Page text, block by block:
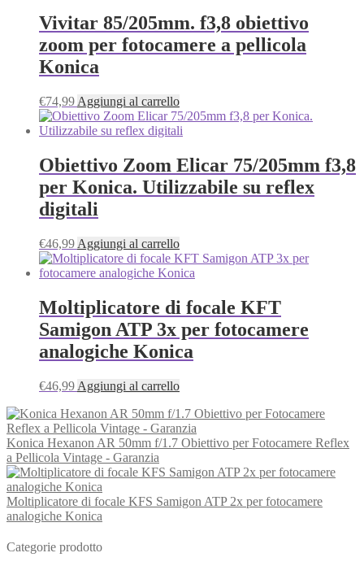
Vivitar 85/205mm. f3,8 obiettivo
zoom per fotocamere a pellicola
Konica
€74,99 Aggiungi al carrello
Obiettivo Zoom Elicar 75/205mm f3,8
per Konica. Utilizzabile su reflex
digitali
€46,99 Aggiungi al carrello
Moltiplicatore di focale KFT
Samigon ATP 3x per fotocamere
analogiche Konica
€46,99 Aggiungi al carrello
Konica Hexanon AR 50mm f/1.7 Obiettivo per Fotocamere Reflex
a Pellicola Vintage - Garanzia
Moltiplicatore di focale KFS Samigon ATP 2x per fotocamere
analogiche Konica
Categorie prodotto